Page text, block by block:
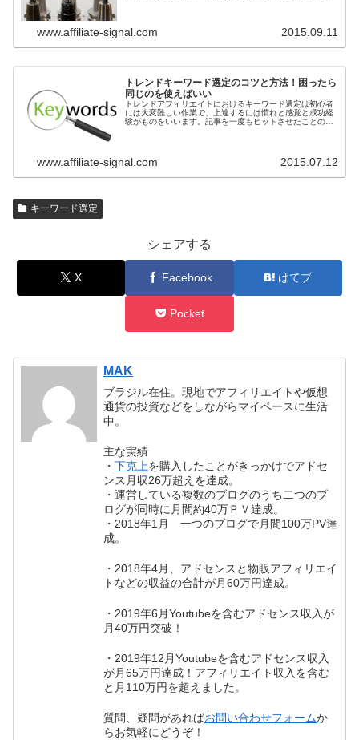
www.affiliate-signal.com 2015.09.11
トレンドキーワード選定のコツと方法！困ったら
同じのを使えばいい
トレンドアフィリエイトにおけるキーワード選定は初心者
には大変難しい作業で、上達するには慣れと感覚と成功経
験がものをいいます。記事を一度もヒットさせたことのな
www.affiliate-signal.com 2015.07.12
キーワード選定
シェアする
X Facebook はてブ
Pocket
MAK
ブラジル在住。現地でアフィリエイトや仮想
通貨の投資などをしながらマイペースに生活
中。
主な実績
・下克上を購入したことがきっかけでアドセ
ンス月収26万超えを達成。
・運営している複数のブログのうち二つのブ
ログが同時に月間約40万ＰＶ達成。
・2018年1月 一つのブログで月間100万PV達
成。
・2018年4月、アドセンスと物販アフィリエイ
トなどの収益の合計が月60万円達成。
・2019年6月Youtubeを含むアドセンス収入が
月40万円突破！
・2019年12月Youtubeを含むアドセンス収入
が月65万円達成！アフィリエイト収入を含む
と月110万円を超えました。
質問、疑問があればお問い合わせフォームか
らお気軽にどうぞ！